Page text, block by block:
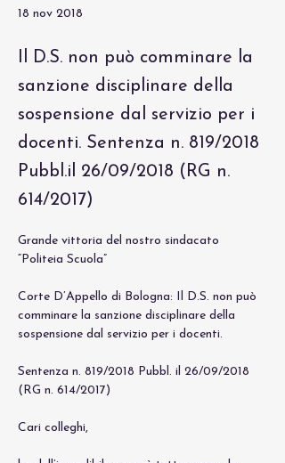
18 nov 2018
Il D.S. non può comminare la
sanzione disciplinare della
sospensione dal servizio per i
docenti. Sentenza n. 819/2018
Pubbl.il 26/09/2018 (RG n.
614/2017)
Grande vittoria del nostro sindacato
“Politeia Scuola”
Corte D’Appello di Bologna: Il D.S. non può
comminare la sanzione disciplinare della
sospensione dal servizio per i docenti.
Sentenza n. 819/2018 Pubbl. il 26/09/2018
(RG n. 614/2017)
Cari colleghi,